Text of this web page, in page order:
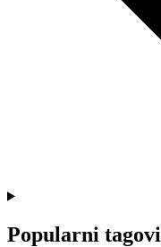
Popularni tagovi